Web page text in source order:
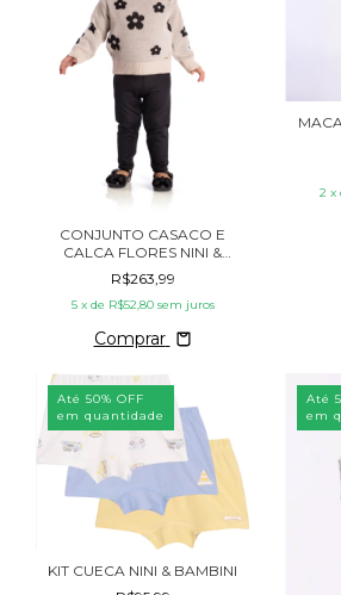
CONJUNTO CASACO E
CALCA FLORES NINI &
BAMBINI
R$263,99
5 x de R$52,80 sem juros
Comprar
2 x
Até 50% OFF
em quantidade
KIT CUECA NINI & BAMBINI
Até
em